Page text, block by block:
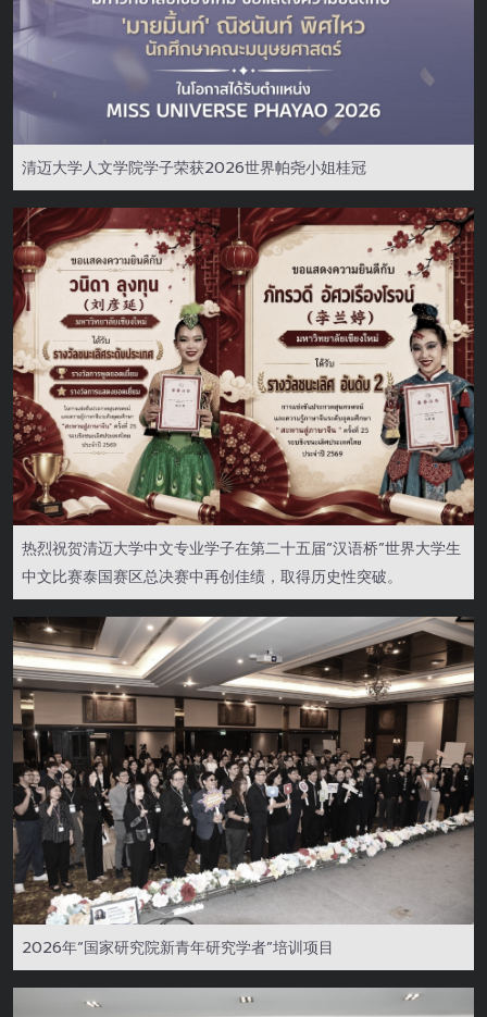
清迈大学人文学院学子荣获2026世界帕尧小姐桂冠
热烈祝贺清迈大学中文专业学子在第二十五届“汉语桥”世界大学生
中文比赛泰国赛区总决赛中再创佳绩，取得历史性突破。
2026年“国家研究院新青年研究学者”培训项目